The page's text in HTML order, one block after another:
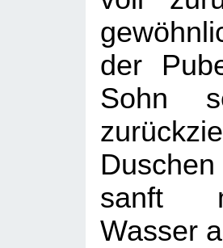
der
Sohn
sanft
Wasser